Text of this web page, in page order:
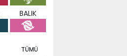
BALIK
TÜMÜ